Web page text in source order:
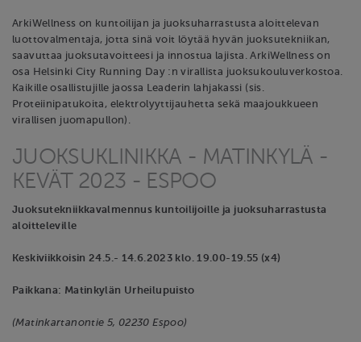
ArkiWellness on kuntoilijan ja juoksuharrastusta aloittelevan
luottovalmentaja, jotta sinä voit löytää hyvän juoksutekniikan,
saavuttaa juoksutavoitteesi ja innostua lajista. ArkiWellness on
osa Helsinki City Running Day :n virallista juoksukouluverkostoa.
Kaikille osallistujille jaossa Leaderin lahjakassi (sis.
Proteiinipatukoita, elektrolyyttijauhetta sekä maajoukkueen
virallisen juomapullon).
JUOKSUKLINIKKA - MATINKYLÄ -
KEVÄT 2023 - ESPOO
Juoksutekniikkavalmennus kuntoilijoille ja juoksuharrastusta
aloitteleville
Keskiviikkoisin 24.5.- 14.6.2023 klo. 19.00-19.55 (x4)
Paikkana: Matinkylän Urheilupuisto
(Matinkartanontie 5, 02230 Espoo)